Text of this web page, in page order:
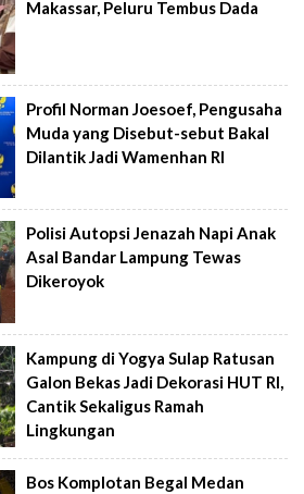
Makassar, Peluru Tembus Dada
Profil Norman Joesoef, Pengusaha
Muda yang Disebut-sebut Bakal
Dilantik Jadi Wamenhan RI
Polisi Autopsi Jenazah Napi Anak
Asal Bandar Lampung Tewas
Dikeroyok
Kampung di Yogya Sulap Ratusan
Galon Bekas Jadi Dekorasi HUT RI,
Cantik Sekaligus Ramah
Lingkungan
Bos Komplotan Begal Medan